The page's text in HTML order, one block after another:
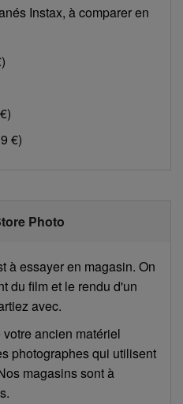
Instax, à comparer en
€)
Photo
à essayer en magasin. On
du film et le rendu d'un
avec.
ancien matériel
photographes qui utilisent
magasins sont à